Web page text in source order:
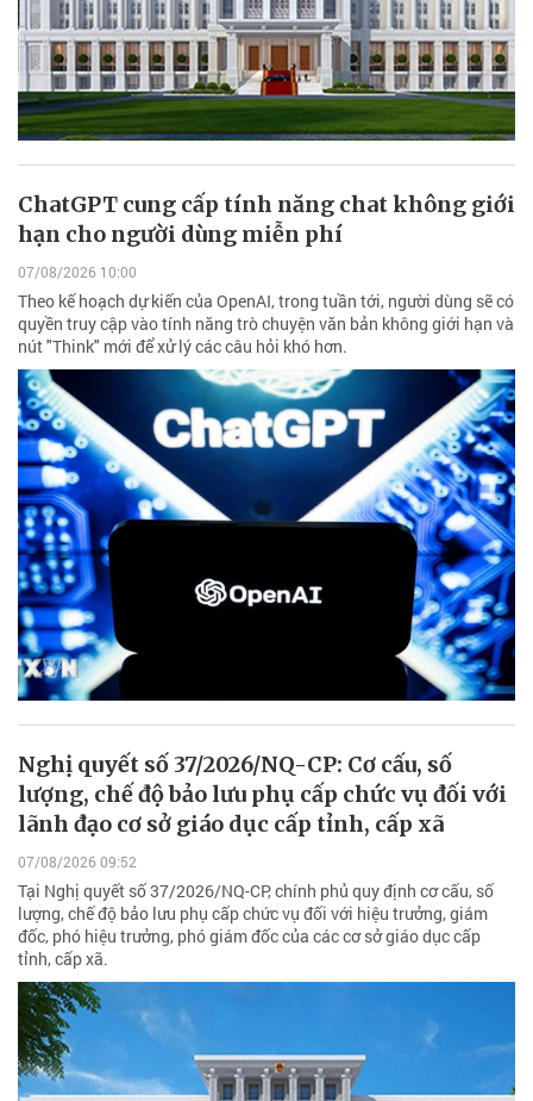
ChatGPT cung cấp tính năng chat không giới
hạn cho người dùng miễn phí
07/08/2026 10:00
Theo kế hoạch dự kiến của OpenAI, trong tuần tới, người dùng sẽ có
quyền truy cập vào tính năng trò chuyện văn bản không giới hạn và
nút "Think" mới để xử lý các câu hỏi khó hơn.
Nghị quyết số 37/2026/NQ-CP: Cơ cấu, số
lượng, chế độ bảo lưu phụ cấp chức vụ đối với
lãnh đạo cơ sở giáo dục cấp tỉnh, cấp xã
07/08/2026 09:52
Tại Nghị quyết số 37/2026/NQ-CP, chính phủ quy định cơ cấu, số
lượng, chế độ bảo lưu phụ cấp chức vụ đối với hiệu trưởng, giám
đốc, phó hiệu trưởng, phó giám đốc của các cơ sở giáo dục cấp
tỉnh, cấp xã.